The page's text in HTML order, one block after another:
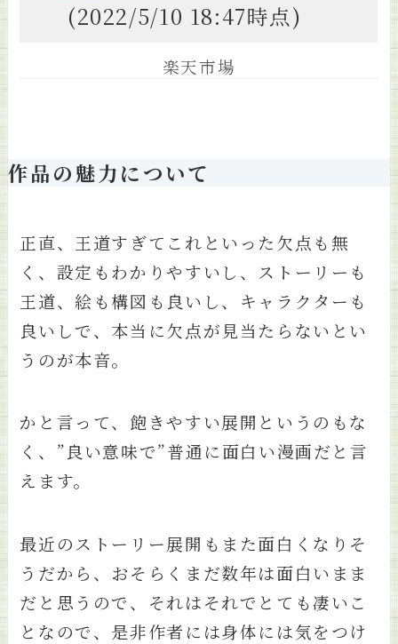
(2022/5/10 18:47時点)
楽天市場
作品の魅力について
正直、王道すぎてこれといった欠点も無
く、設定もわかりやすいし、ストーリーも
王道、絵も構図も良いし、キャラクターも
良いしで、本当に欠点が見当たらないとい
うのが本音。
かと言って、飽きやすい展開というのもな
く、”良い意味で”普通に面白い漫画だと言
えます。
最近のストーリー展開もまた面白くなりそ
うだから、おそらくまだ数年は面白いまま
だと思うので、それはそれでとても凄いこ
となので、是非作者には身体には気をつけ